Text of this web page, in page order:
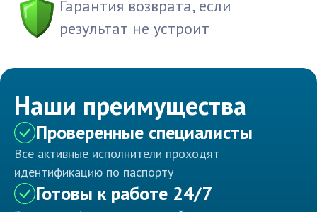
Гарантия возврата, если
результат не устроит
Наши преимущества
Проверенные специалисты
Все активные исполнители проходят
идентификацию по паспорту
Готовы к работе 24/7